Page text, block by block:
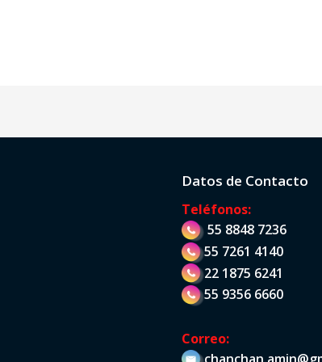
Datos de Contacto
Teléfonos:
55 8848 7236
55 7261 4140
22 1875 6241
55 9356 6660
Correo: